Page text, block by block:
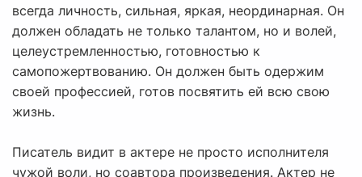
всегда личность, сильная, яркая, неординарная. Он
должен обладать не только талантом, но и волей,
целеустремленностью, готовностью к
самопожертвованию. Он должен быть одержим
своей профессией, готов посвятить ей всю свою
жизнь.
Писатель видит в актере не просто исполнителя
чужой воли, но соавтора произведения. Актер не